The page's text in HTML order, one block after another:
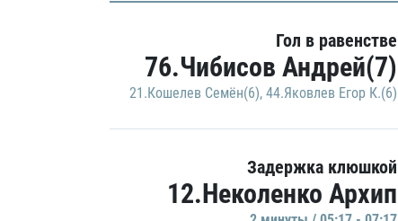
Гол в равенстве
76.Чибисов Андрей(7)
21.Кошелев Семён(6), 44.Яковлев Егор К.(6)
Задержка клюшкой
12.Неколенко Архип